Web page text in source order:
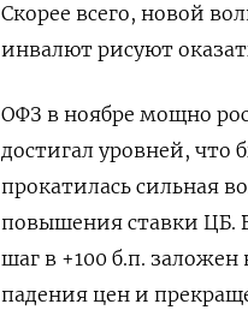
Скорее всего, новой
инвалют рисуют
ОФЗ в ноябре мощно
достигал уровней, что
прокатилась сильная
повышения ставки ЦБ.
шаг в +100 б.п.
падения цен и